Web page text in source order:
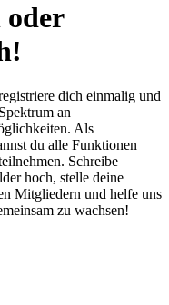
oder
dich einmalig und
an
Als
du alle Funktionen
Schreibe
hoch, stelle deine
Mitgliedern und helfe uns
zu wachsen!